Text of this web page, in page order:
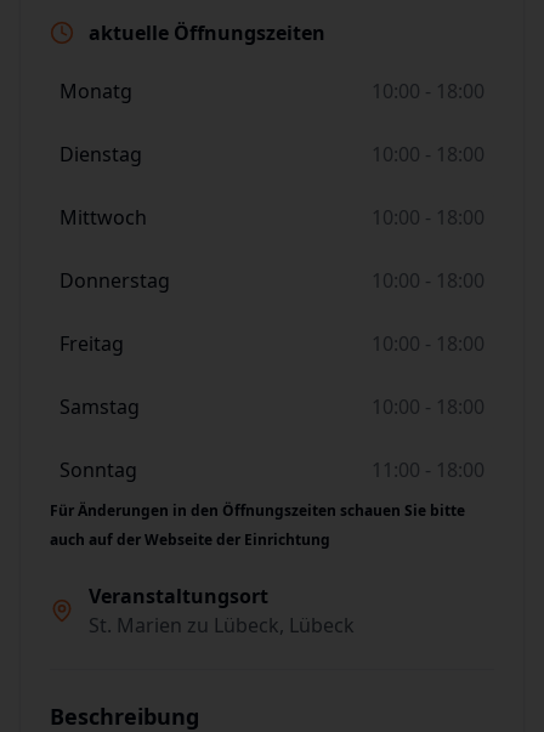
aktuelle Öffnungszeiten
Monatg 10:00 - 18:00
Dienstag 10:00 - 18:00
Mittwoch 10:00 - 18:00
Donnerstag 10:00 - 18:00
Freitag 10:00 - 18:00
Samstag 10:00 - 18:00
Sonntag 11:00 - 18:00
Für Änderungen in den Öffnungszeiten schauen Sie bitte
auch auf der Webseite der Einrichtung
Veranstaltungsort
St. Marien zu Lübeck, Lübeck
Beschreibung